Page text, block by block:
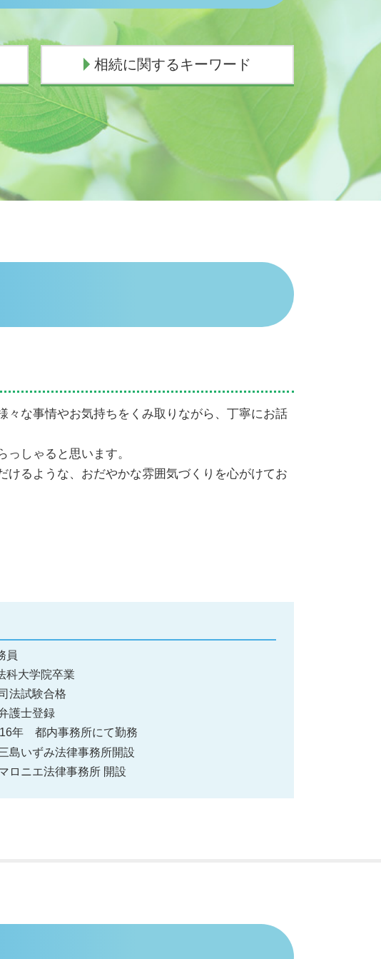
相続に関するキーワード
遺産 孫 どのくらい
相続放棄
相続 欠格
相続手続き 期限
代襲相続 民法
代襲相続 兄弟
祖母 遺産相続 孫
相続順位
土地 評価額 計算
な事情やお気持ちをくみ取りながら、丁寧にお話
しゃると思います。
るような、おだやかな雰囲気づくりを心がけてお
員
科大学院卒業
法試験合格
護士登録
年 都内事務所にて勤務
島いずみ法律事務所開設
ロニエ法律事務所 開設